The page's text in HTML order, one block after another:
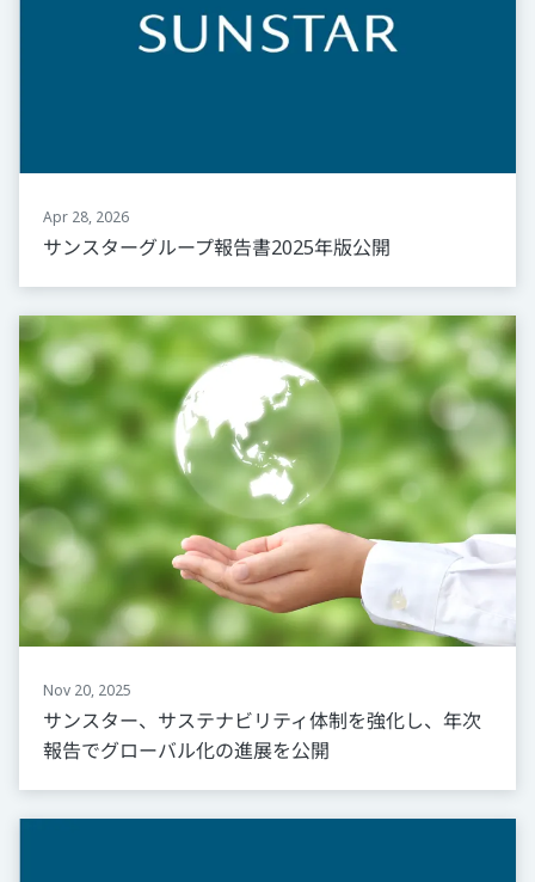
Apr 28, 2026
サンスターグループ報告書2025年版公開
Nov 20, 2025
サンスター、サステナビリティ体制を強化し、年次
報告でグローバル化の進展を公開